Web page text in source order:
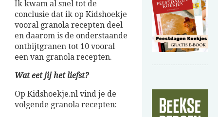
Ik kwam al snel tot de
conclusie dat ik op Kidshoekje
vooral granola recepten deel
en daarom is de onderstaande
ontbijtgranen tot 10 vooral
een van granola recepten.
Wat eet jij het liefst?
Op Kidshoekje.nl vind je de
volgende granola recepten: